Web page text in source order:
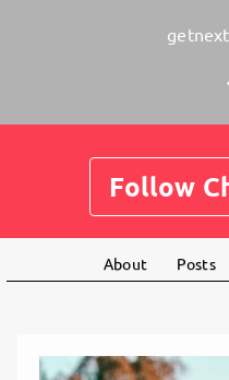
Follow
About Posts